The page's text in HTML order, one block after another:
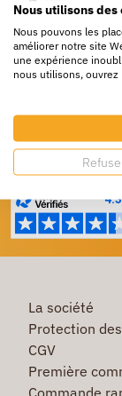
Dès 250€
Besoin
Un
La société
Protection
CGV
Première
Commande
Nous utilisons des
Nous pouvons les
améliorer notre site
une expérience
nous utilisons, ouvrez